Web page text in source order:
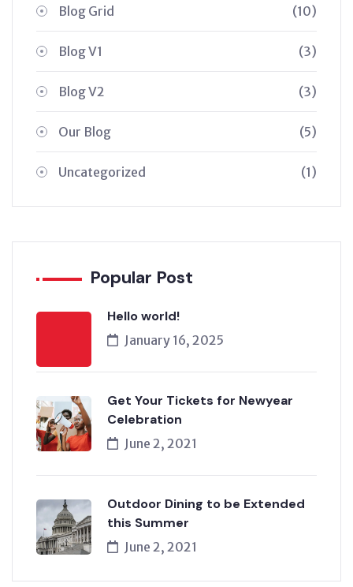
Blog Grid (10)
Blog V1 (3)
Blog V2 (3)
Our Blog (5)
Uncategorized (1)
Popular Post
Hello world!
January 16, 2025
Get Your Tickets for Newyear
Celebration
June 2, 2021
Outdoor Dining to be Extended
this Summer
June 2, 2021